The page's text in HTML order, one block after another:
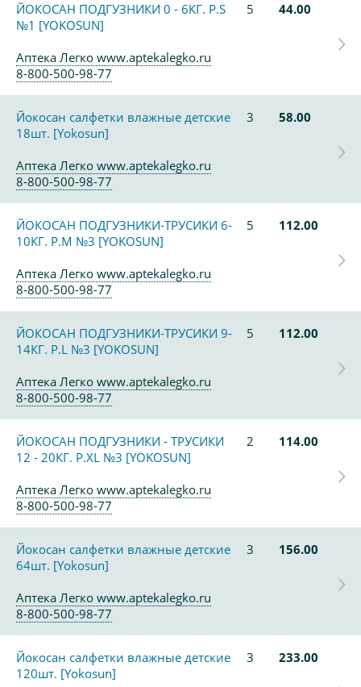
ЙОКОСАН ПОДГУЗНИКИ 0 - 6КГ. Р.S
№1 [YOKOSUN]
5 44.00
Аптека Легко www.aptekalegko.ru
8-800-500-98-77
Йокосан салфетки влажные детские
18шт. [Yokosun]
3 58.00
Аптека Легко www.aptekalegko.ru
8-800-500-98-77
ЙОКОСАН ПОДГУЗНИКИ-ТРУСИКИ 6-
10КГ. Р.М №3 [YOKOSUN]
5 112.00
Аптека Легко www.aptekalegko.ru
8-800-500-98-77
ЙОКОСАН ПОДГУЗНИКИ-ТРУСИКИ 9-
14КГ. Р.L №3 [YOKOSUN]
5 112.00
Аптека Легко www.aptekalegko.ru
8-800-500-98-77
ЙОКОСАН ПОДГУЗНИКИ - ТРУСИКИ
12 - 20КГ. Р.XL №3 [YOKOSUN]
2 114.00
Аптека Легко www.aptekalegko.ru
8-800-500-98-77
Йокосан салфетки влажные детские
64шт. [Yokosun]
3 156.00
Аптека Легко www.aptekalegko.ru
8-800-500-98-77
Йокосан салфетки влажные детские
120шт. [Yokosun]
3 233.00